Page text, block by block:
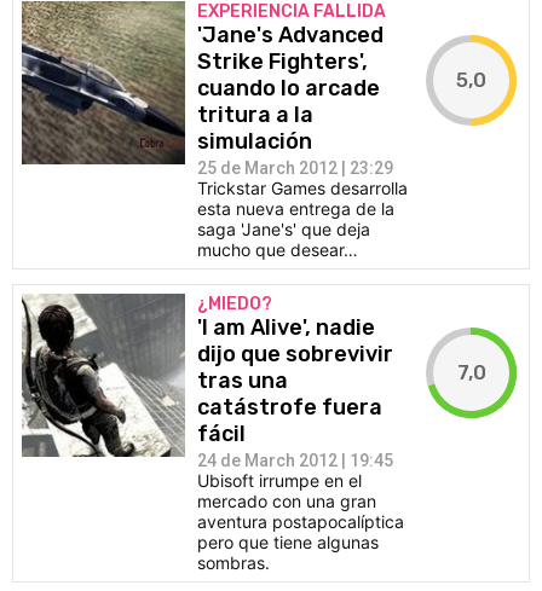
EXPERIENCIA FALLIDA
'Jane's Advanced
Strike Fighters',
cuando lo arcade
tritura a la
simulación
25 de March 2012 | 23:29
Trickstar Games desarrolla
esta nueva entrega de la
saga 'Jane's' que deja
mucho que desear…
5,0
¿MIEDO?
'I am Alive', nadie
dijo que sobrevivir
tras una
catástrofe fuera
fácil
24 de March 2012 | 19:45
Ubisoft irrumpe en el
mercado con una gran
aventura postapocalíptica
pero que tiene algunas
sombras.
7,0